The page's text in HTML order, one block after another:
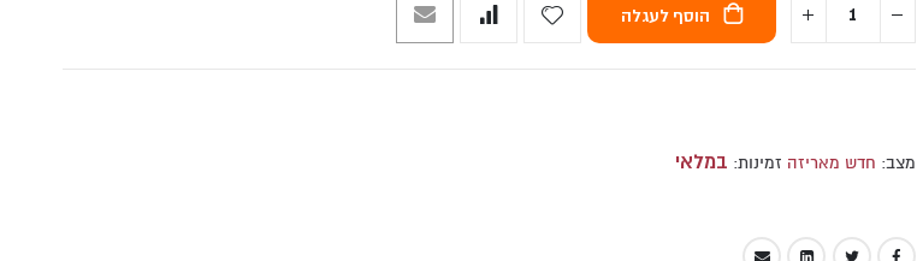
הוסף לעגלה
מצב: חדש מאריזה זמינות: במלאי